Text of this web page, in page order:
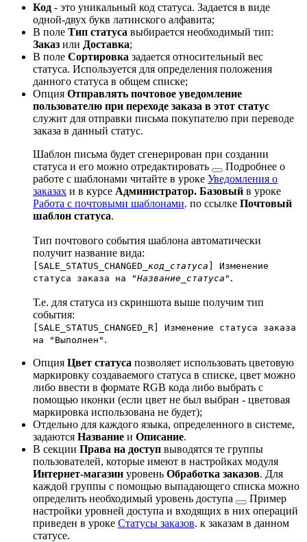
Код - это уникальный код статуса. Задается в виде
одной-двух букв латинского алфавита;
В поле Тип статуса выбирается необходимый тип:
Заказ или Доставка;
В поле Сортировка задается относительный вес
статуса. Используется для определения положения
данного статуса в общем списке;
Опция Отправлять почтовое уведомление
пользователю при переходе заказа в этот статус
служит для отправки письма покупателю при переводе
заказа в данный статус.
Шаблон письма будет сгенерирован при создании
статуса и его можно отредактировать
Подробнее о
работе с шаблонами читайте в уроке Уведомления о
заказах и в курсе Администратор. Базовый в уроке
Работа с почтовыми шаблонами. по ссылке Почтовый
шаблон статуса.
Тип почтового события шаблона автоматически
получит название вида:
[SALE_STATUS_CHANGED_ код_статуса ] Изменение
статуса заказа на "Название_статуса " .
Т.е. для статуса из скриншота выше получим тип
события:
[SALE_STATUS_CHANGED_R] Изменение статуса заказа
на "Выполнен" .
Опция Цвет статуса позволяет использовать цветовую
маркировку создаваемого статуса в списке, цвет можно
либо ввести в формате RGB кода либо выбрать с
помощью иконки (если цвет не был выбран - цветовая
маркировка использована не будет);
Отдельно для каждого языка, определенного в системе,
задаются Название и Описание.
В секции Права на доступ выводятся те группы
пользователей, которые имеют в настройках модуля
Интернет-магазин уровень Обработка заказов. Для
каждой группы с помощью выпадающего списка можно
определить необходимый уровень доступа
Пример
настройки уровней доступа и входящих в них операций
приведен в уроке Статусы заказов. к заказам в данном
статусе.